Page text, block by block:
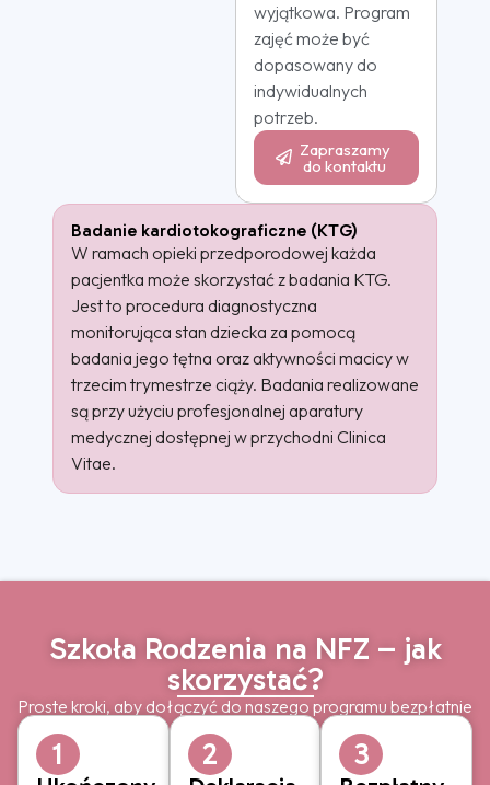
wyjątkowa. Program
zajęć może być
dopasowany do
indywidualnych
potrzeb.
Zapraszamy
do kontaktu
Badanie kardiotokograficzne (KTG)
W ramach opieki przedporodowej każda
pacjentka może skorzystać z badania KTG.
Jest to procedura diagnostyczna
monitorująca stan dziecka za pomocą
badania jego tętna oraz aktywności macicy w
trzecim trymestrze ciąży. Badania realizowane
są przy użyciu profesjonalnej aparatury
medycznej dostępnej w przychodni Clinica
Vitae.
Szkoła Rodzenia na NFZ – jak
skorzystać?
Proste kroki, aby dołączyć do naszego programu bezpłatnie
1 2 3